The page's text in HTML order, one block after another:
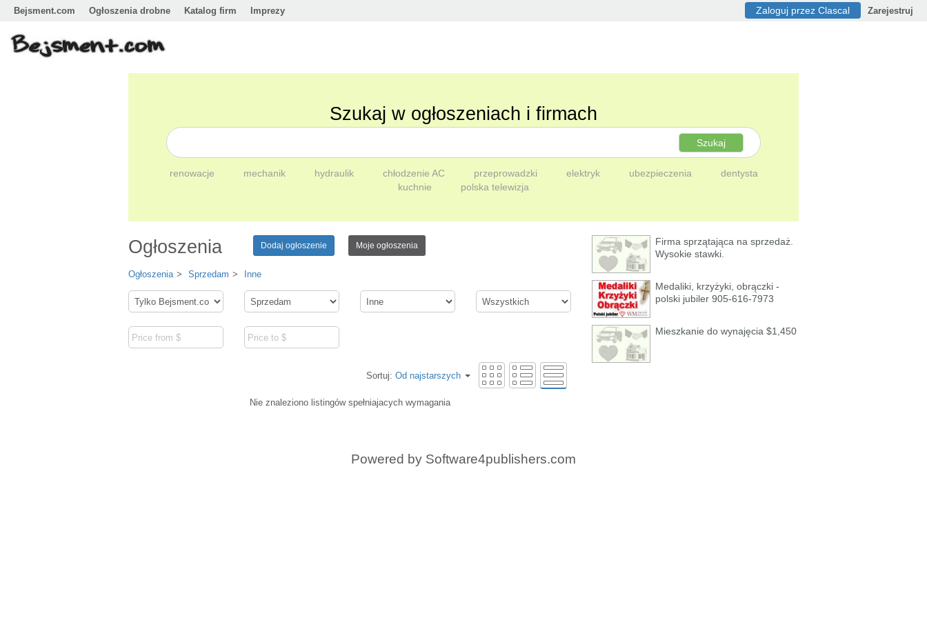
Bejsment.com Ogłoszenia drobne Katalog firm Imprezy Zaloguj przez Clascal Zarejestruj
Szukaj w ogłoszeniach i firmach
Szukaj
renowacje mechanik hydraulik chłodzenie AC przeprowadzki elektryk ubezpieczenia
dentysta
kuchnie
polska telewizja
Firma sprzątająca na sprzedaż.
Wysokie stawki.
Medaliki, krzyżyki, obrączki -
polski jubiler 905-616-7973
Mieszkanie do wynajęcia $1,450
Ogłoszenia Dodaj ogłoszenie Moje ogłoszenia
Ogłoszenia Sprzedam Inne
Sortuj: Od najstarszych
Nie znaleziono listingów spełniajacych wymagania
Powered by Software4publishers.com